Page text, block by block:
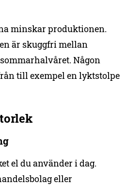
minskar produktionen.
är skuggfri mellan
Någon
till exempel en lyktstolpe
el du använder i dag.
eller